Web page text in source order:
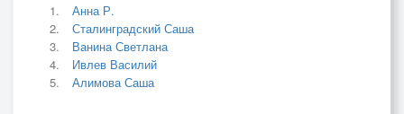
Анна Р.
Сталинградский Саша
Ванина Светлана
Ивлев Василий
Алимова Саша